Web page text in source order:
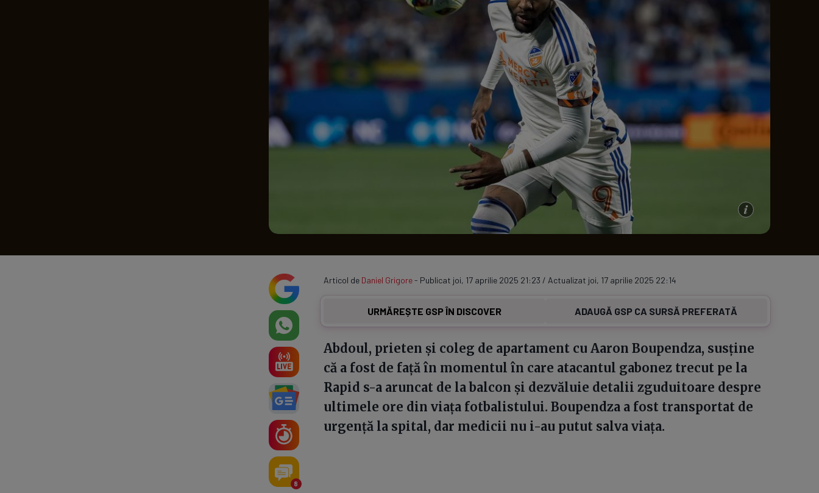
Serie A
Echipe Meciuri
Program TV
8
Articol de Daniel Grigore- Publicat joi, 17 aprilie 2025 21:23 / Actualizat joi, 17 aprilie 2025 22:14
URMĂREȘTE GSP ÎN DISCOVER ADAUGĂ GSP CA SURSĂ PREFERATĂ
Abdoul, prieten și coleg de apartament cu Aaron Boupendza, susține
că a fost de față în momentul în care atacantul gabonez trecut pe la
Rapid s-a aruncat de la balcon și dezvăluie detalii zguduitoare despre
ultimele ore din viața fotbalistului. Boupendza a fost transportat de
urgență la spital, dar medicii nu i-au putut salva viața.